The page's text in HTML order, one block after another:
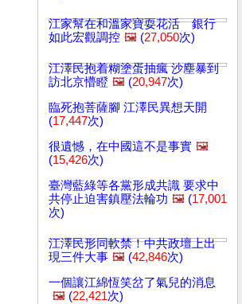
江家幫在和溫家寶耍花活 銀行
如此宏觀調控 🖼️ (27,050次)
江澤民抱着糊塗蛋抽瘋 沙塵暴到
訪北京懵瞪 🖼️ (20,947次)
臨死抱菩薩腳 江澤民異想天開
(17,447次)
很遺憾，在中國這不是事實 🖼️
(15,426次)
臺灣藍綠等各黨形成共識 要求中
共停止迫害鎮壓法輪功 🖼️ (17,001
次)
江澤民形同軟禁！中共政壇上出
現三件大事 🖼️ (42,846次)
一個讓江綿恆笑岔了氣兒的消息
🖼️ (22,421次)